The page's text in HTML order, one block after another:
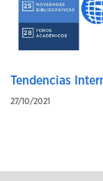
Tendencias
27/10/2021